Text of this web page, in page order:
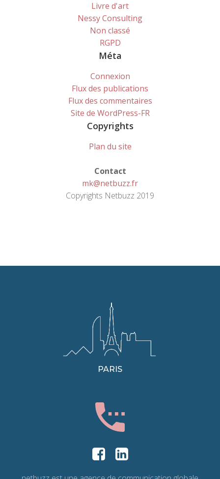
Livre d'art
Nessy Consulting
Non classé
RGPD
Méta
Connexion
Flux des publications
Flux des commentaires
Site de WordPress-FR
Copyrights
Plan du site
Contact
mk@netbuzz.fr
Copyrights Netbuzz 2019
PARIS